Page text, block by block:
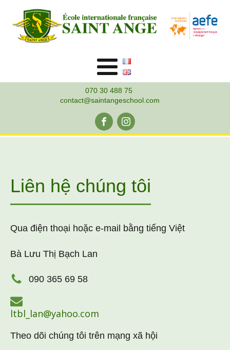
070 30 488 75
contact@saintangeschool.com
Liên hệ chúng tôi
Qua điện thoại hoặc e-mail bằng tiếng Việt
Bà Lưu Thị Bạch Lan
090 365 69 58
ltbl_lan@yahoo.com
Theo dõi chúng tôi trên mạng xã hội